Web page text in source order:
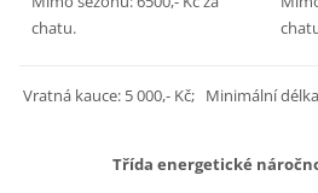
chatu.
Vratná kauce: 5 000,- Kč; Minimální
Třída energetické